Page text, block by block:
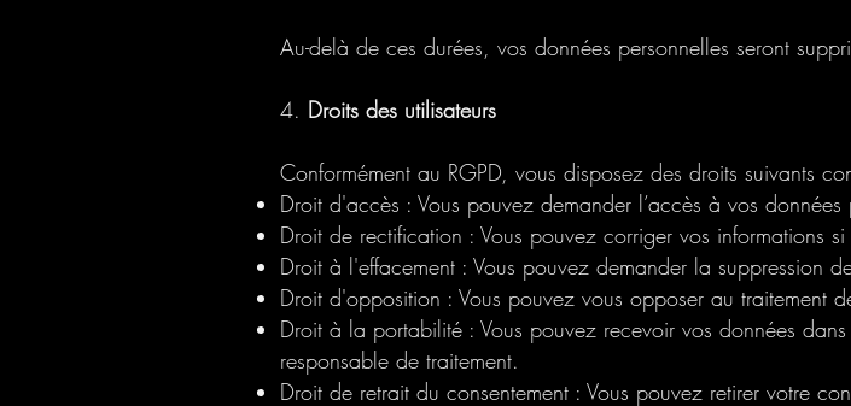
Au-delà de ces durées, vos données personnelles seront
4. Droits des utilisateurs
Conformément au RGPD, vous disposez des droits suivants
Droit d'accès : Vous pouvez demander l’accès à vos données
Droit de rectification : Vous pouvez corriger vos informations
Droit à l'effacement : Vous pouvez demander la suppression
Droit d'opposition : Vous pouvez vous opposer au traitement
Droit à la portabilité : Vous pouvez recevoir vos données
responsable de traitement.
Droit de retrait du consentement : Vous pouvez retirer votre